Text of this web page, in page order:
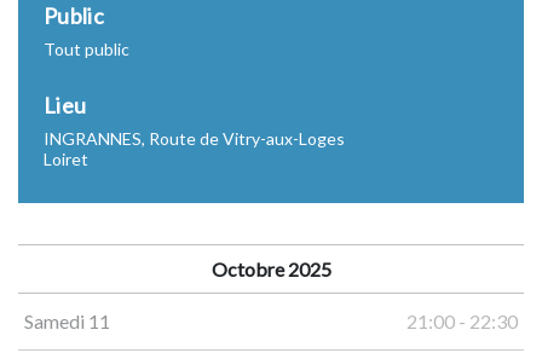
Public
Tout public
Lieu
INGRANNES, Route de Vitry-aux-Loges
Loiret
Octobre 2025
Samedi 11 21:00 - 22:30